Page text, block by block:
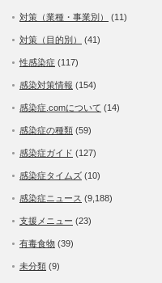
対策（業種・事業別） (11)
対策（目的別） (41)
性感染症 (117)
感染対策情報 (154)
感染症.comについて (14)
感染症の種類 (59)
感染症ガイド (127)
感染症タイムズ (10)
感染症ニュース (9,188)
支援メニュー (23)
有毒食物 (39)
未分類 (9)